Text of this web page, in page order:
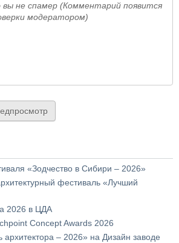
не спамер (Комментарий появится
модератором)
«Зодчество в Сибири – 2026»
фестиваль «Лучший
2026 в ЦДА
Concept Awards 2026
архитектора – 2026» на Дизайн заводе